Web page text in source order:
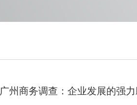
广州商务调查：企业发展的强